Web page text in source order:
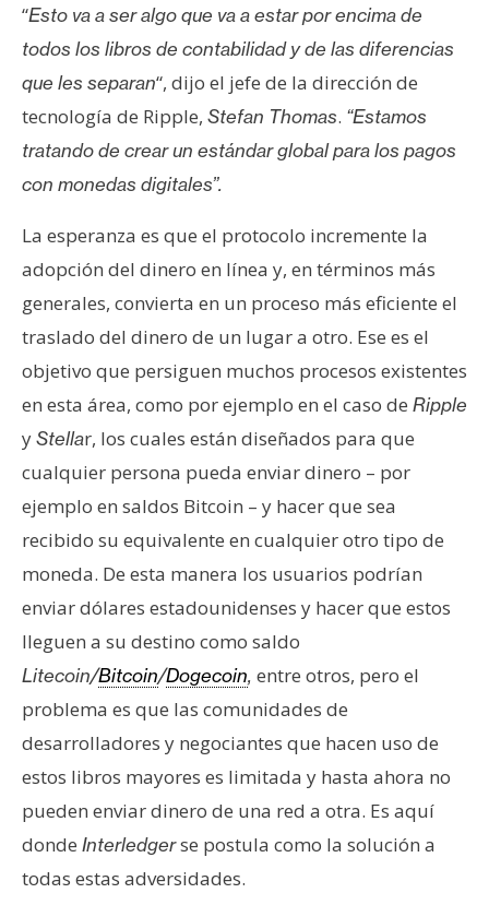
N
o
t
a
s
d
e
r
e
n
s
a
T
m
a
s
R
e
c
r
s
o
s
C
“Esto va a ser algo que va a estar por encima de
todos los libros de contabilidad y de las diferencias
que les separan“, dijo el jefe de la dirección de
tecnología de Ripple, Stefan Thomas. “Estamos
tratando de crear un estándar global para los pagos
con monedas digitales”.
La esperanza es que el protocolo incremente la
adopción del dinero en línea y, en términos más
generales, convierta en un proceso más eficiente el
traslado del dinero de un lugar a otro. Ese es el
objetivo que persiguen muchos procesos existentes
en esta área, como por ejemplo en el caso de Ripple
yStellar, los cuales están diseñados para que
cualquier persona pueda enviar dinero – por
ejemplo en saldos Bitcoin – y hacer que sea
recibido su equivalente en cualquier otro tipo de
moneda. De esta manera los usuarios podrían
enviar dólares estadounidenses y hacer que estos
lleguen a su destino como saldo
Litecoin/Bitcoin/Dogecoin, entre otros, pero el
problema es que las comunidades de
desarrolladores y negociantes que hacen uso de
estos libros mayores es limitada y hasta ahora no
pueden enviar dinero de una red a otra. Es aquí
donde Interledgerse postula como la solución a
todas estas adversidades.